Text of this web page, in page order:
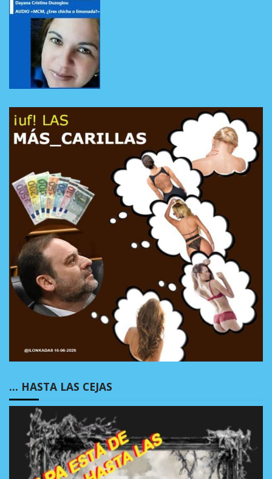
… HASTA LAS CEJAS